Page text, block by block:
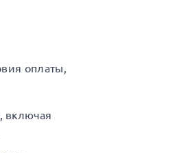
оплаты,
включая